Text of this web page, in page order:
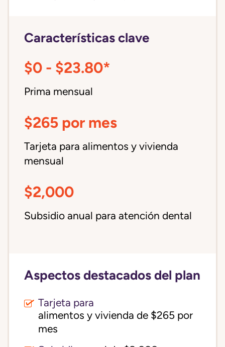
Características clave
$0 - $23.80*
Prima mensual
$265 por mes
Tarjeta para alimentos y vivienda
mensual
$2,000
Subsidio anual para atención dental
Aspectos destacados del plan
Tarjeta para
alimentos y vivienda de $265 por
mes